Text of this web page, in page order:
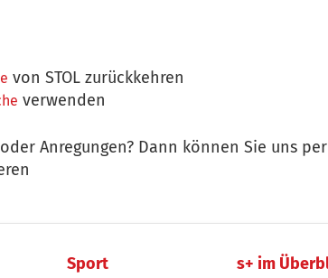
von STOL zurückkehren
verwenden
Anregungen? Dann können Sie uns
Sport s+ im